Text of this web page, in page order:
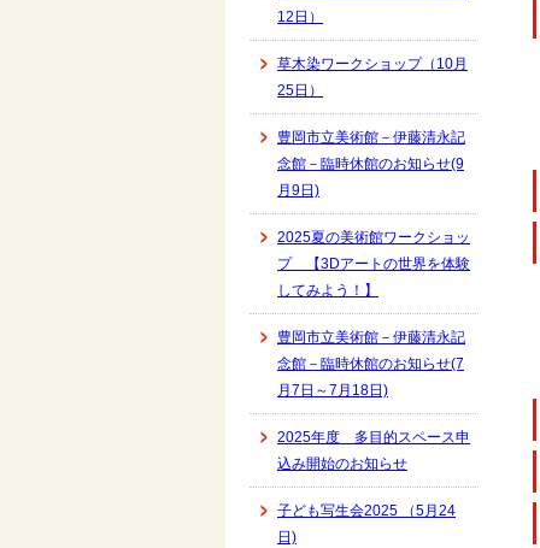
12日）
草木染ワークショップ（10月
25日）
豊岡市立美術館－伊藤清永記
念館－臨時休館のお知らせ(9
月9日)
2025夏の美術館ワークショッ
プ 【3Dアートの世界を体験
してみよう！】
豊岡市立美術館－伊藤清永記
念館－臨時休館のお知らせ(7
月7日～7月18日)
2025年度 多目的スペース申
込み開始のお知らせ
子ども写生会2025 （5月24
日)